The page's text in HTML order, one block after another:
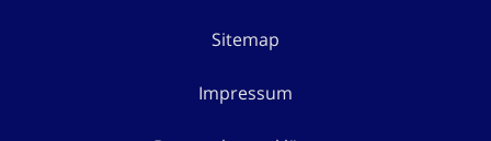
Sitemap
Impressum